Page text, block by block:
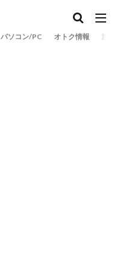
パソコン/PC オトク情報 旅